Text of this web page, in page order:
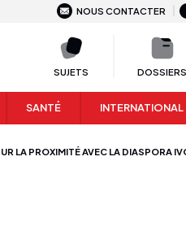
NOUS CONTACTER
SUJETS DOSSIERS
SANTÉ INTERNATIONAL
LA PROXIMITÉ AVEC LA DIASPORA